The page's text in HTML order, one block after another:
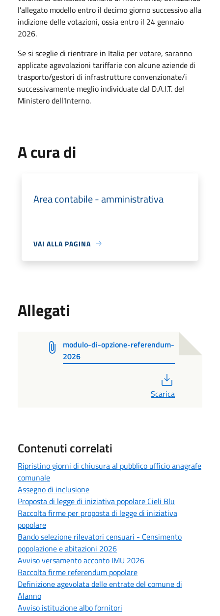
l'allegato modello entro il decimo giorno successivo alla
indizione delle votazioni, ossia entro il 24 gennaio
2026.
Se si sceglie di rientrare in Italia per votare, saranno
applicate agevolazioni tariffarie con alcune aziende di
trasporto/gestori di infrastrutture convenzionate/i
successivamente meglio individuate dal D.A.I.T. del
Ministero dell'Interno.
A cura di
Area contabile - amministrativa
VAI ALLA PAGINA
Allegati
modulo-di-opzione-referendum-
2026
Scarica
Contenuti correlati
Ripristino giorni di chiusura al pubblico ufficio anagrafe
comunale
Assegno di inclusione
Proposta di legge di iniziativa popolare Cieli Blu
Raccolta firme per proposta di legge di iniziativa
popolare
Bando selezione rilevatori censuari - Censimento
popolazione e abitazioni 2026
Avviso versamento acconto IMU 2026
Raccolta firme referendum popolare
Definizione agevolata delle entrate del comune di
Alanno
Avviso istituzione albo fornitori